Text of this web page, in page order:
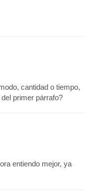
cantidad o tiempo,
primer párrafo?
entiendo mejor, ya